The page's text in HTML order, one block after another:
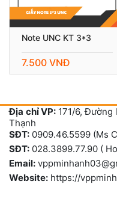
Note UNC KT 3*3
7.500 VNĐ
Địa chỉ VP: 171/6, Đường
Thạnh
SĐT: 0909.46.5599 (Ms
SĐT: 028.3899.77.90 (
Email:
Website: https://